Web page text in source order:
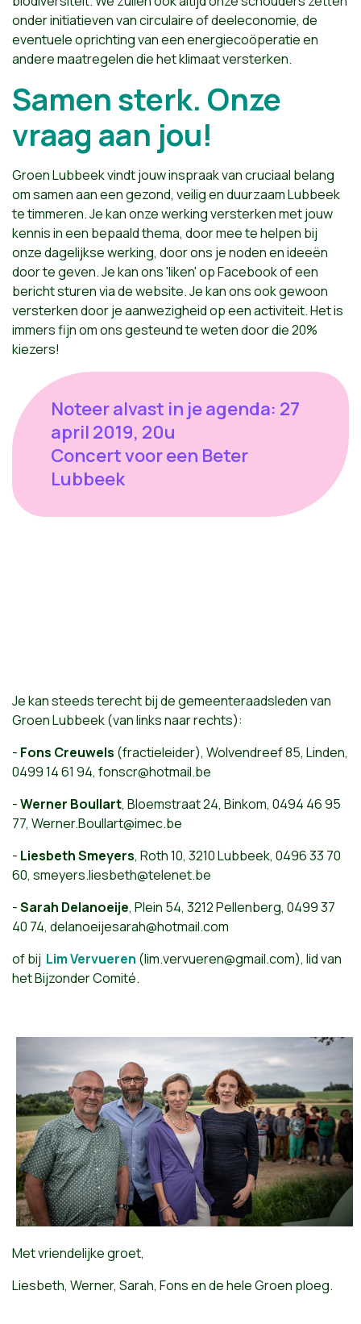
onder initiatieven van circulaire of deeleconomie, de
eventuele oprichting van een energiecoöperatie en
andere maatregelen die het klimaat versterken.
Samen sterk. Onze
vraag aan jou!
Groen Lubbeek vindt jouw inspraak van cruciaal belang
om samen aan een gezond, veilig en duurzaam Lubbeek
te timmeren. Je kan onze werking versterken met jouw
kennis in een bepaald thema, door mee te helpen bij
onze dagelijkse werking, door ons je noden en ideeën
door te geven. Je kan ons 'liken' op Facebook of een
bericht sturen via de website. Je kan ons ook gewoon
versterken door je aanwezigheid op een activiteit. Het is
immers fijn om ons gesteund te weten door die 20%
kiezers!
Noteer alvast in je agenda: 27
april 2019, 20u
Concert voor een Beter
Lubbeek
Je kan steeds terecht bij de gemeenteraadsleden van
Groen Lubbeek (van links naar rechts):
- Fons Creuwels (fractieleider), Wolvendreef 85, Linden,
0499 14 61 94, fonscr@hotmail.be
-Werner Boullart, Bloemstraat 24, Binkom, 0494 46 95
77, Werner.Boullart@imec.be
- Liesbeth Smeyers, Roth 10, 3210 Lubbeek, 0496 33 70
60, smeyers.liesbeth@telenet.be
-Sarah Delanoeije, Plein 54, 3212 Pellenberg, 0499 37
40 74, delanoeijesarah@hotmail.com
of bij Lim Vervueren (lim.vervueren@gmail.com), lid van
het Bijzonder Comité.
Met vriendelijke groet,
Liesbeth, Werner, Sarah, Fons en de hele Groen ploeg.